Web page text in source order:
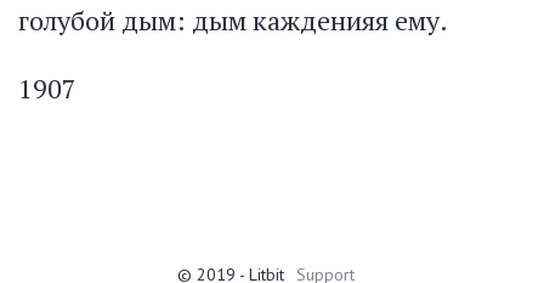
голубой дым: дым кажденияя ему.
1907
© 2019 - Litbit Support